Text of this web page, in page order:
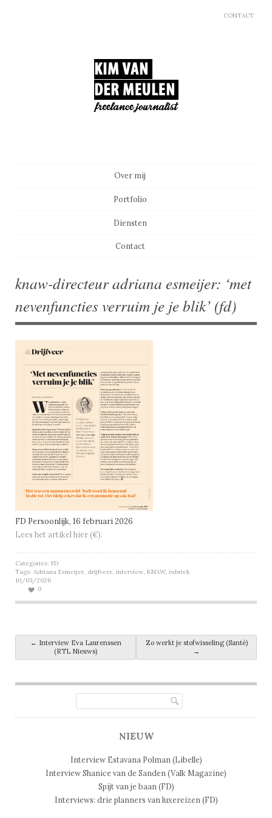
CONTACT
Over mij
Portfolio
Diensten
Contact
knaw-directeur adriana esmeijer: ‘met
nevenfuncties verruim je je blik’ (fd)
FD Persoonlijk, 16 februari 2026
Lees het artikel hier (€).
Categories: FD
Tags: Adriana Esmeijer, drijfveer, interview, KNAW, rubriek
10/03/2026
0
Post navigation
← Interview Eva Laurenssen
(RTL Nieuws)
Zo werkt je stofwisseling (Santé)
→
NIEUW
Interview Estavana Polman (Libelle)
Interview Shanice van de Sanden (Valk Magazine)
Spijt van je baan (FD)
Interviews: drie planners van luxereizen (FD)